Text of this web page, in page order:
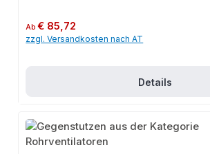
Regulärer Preis:
Ab€ 85,72
zzgl. Versandkosten nach AT
Details